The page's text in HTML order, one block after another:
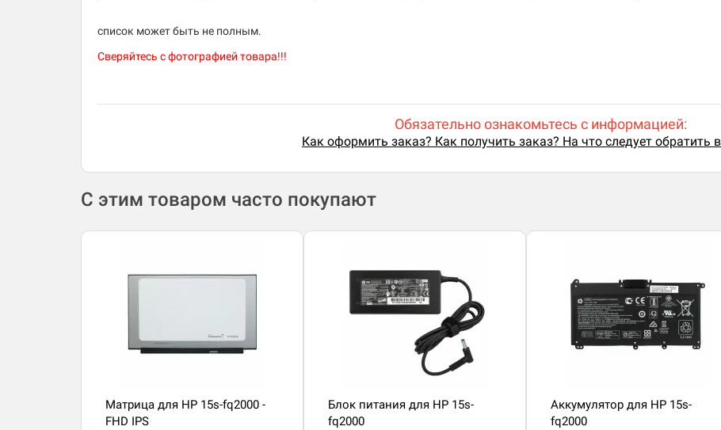
список может быть не полным.
Сверяйтесь с фотографией товара!!!
Обязательно ознакомьтесь с информацией:
Как оформить заказ? Как получить заказ? На что следует обратить
С этим товаром часто покупают
Матрица для HP 15s-fq2000 -
FHD IPS
Блок питания для HP 15s-
fq2000
Аккумулятор для HP 15s-
fq2000